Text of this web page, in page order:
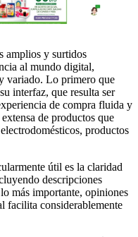
amplios y surtidos
al mundo digital,
variado. Lo primero que
interfaz, que resulta ser
de compra fluida y
de productos que
productos
útil es la claridad
descripciones
más importante, opiniones
facilita considerablemente